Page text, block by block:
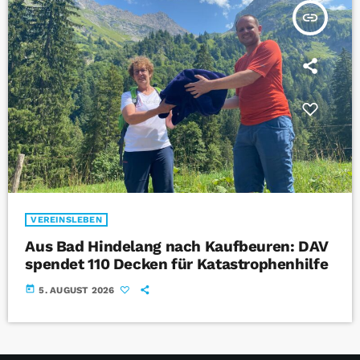
insert_link
VEREINSLEBEN
Aus Bad Hindelang nach Kaufbeuren: DAV
spendet 110 Decken für Katastrophenhilfe
today 5. AUGUST 2026